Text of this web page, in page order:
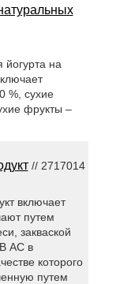
на
%, сухие
фрукты –
// 2717014
включает
путем
закваской
АС в
которого
путем